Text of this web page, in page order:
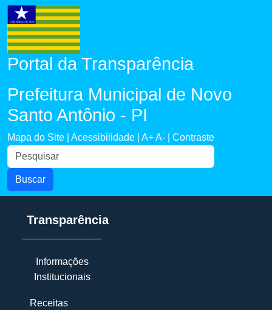
Portal da Transparência
Prefeitura Municipal de Novo
Santo Antônio - PI
Mapa do Site | Acessibilidade | A+A- | Contraste
Buscar
Transparência
Informações
Institucionais
Receitas